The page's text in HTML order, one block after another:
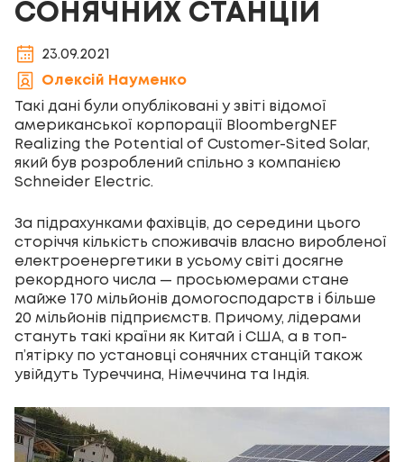
СОНЯЧНИХ СТАНЦІЙ
23.09.2021
Олексій Науменко
Такі дані були опубліковані у звіті відомої
американської корпорації BloombergNEF
Realizing the Potential of Customer-Sited Solar,
який був розроблений спільно з компанією
Schneider Electric.
За підрахунками фахівців, до середини цього
сторіччя кількість споживачів власно виробленої
електроенергетики в усьому світі досягне
рекордного числа — просьюмерами стане
майже 170 мільйонів домогосподарств і більше
20 мільйонів підприємств. Причому, лідерами
стануть такі країни як Китай і США, а в топ-
п’ятірку по установці сонячних станцій також
увійдуть Туреччина, Німеччина та Індія.